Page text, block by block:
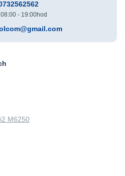
- 19:00hod
M6250